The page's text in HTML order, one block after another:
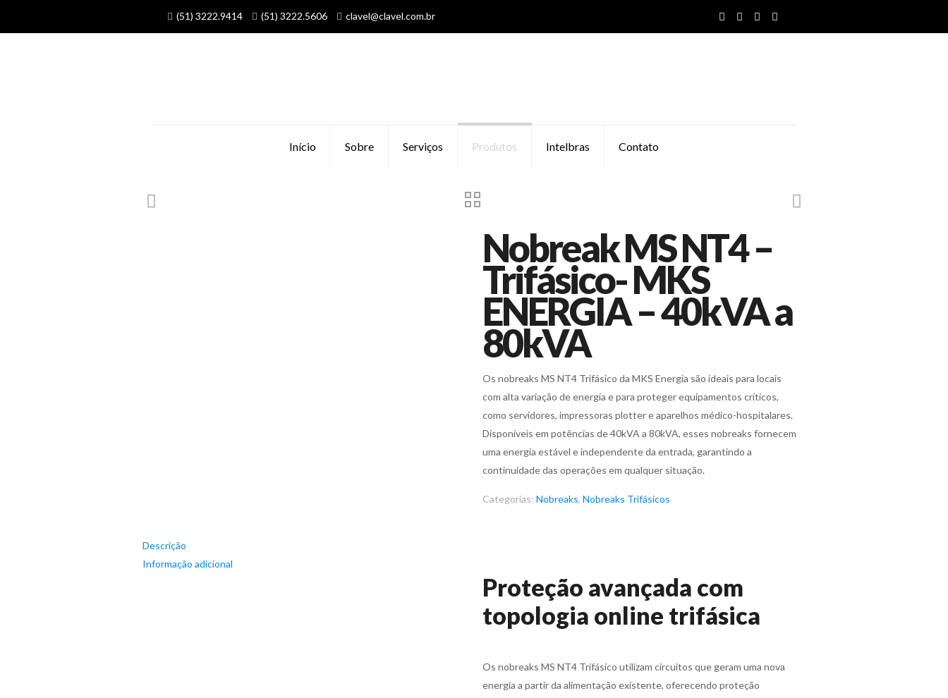
(51) 3222.9414 (51) 3222.5606 clavel@clavel.com.br
Início Sobre Serviços Produtos Intelbras Contato
Nobreak MS NT4 –
Trifásico- MKS
ENERGIA – 40kVA a
80kVA
Os nobreaks MS NT4 Trifásico da MKS Energia são ideais para locais
com alta variação de energia e para proteger equipamentos críticos,
como servidores, impressoras plotter e aparelhos médico-hospitalares.
Disponíveis em potências de 40kVA a 80kVA, esses nobreaks fornecem
uma energia estável e independente da entrada, garantindo a
continuidade das operações em qualquer situação.
Categorias: Nobreaks, Nobreaks Trifásicos
Descrição
Informação adicional
Proteção avançada com
topologia online trifásica
Os nobreaks MS NT4 Trifásico utilizam circuitos que geram uma nova
energia a partir da alimentação existente, oferecendo proteção